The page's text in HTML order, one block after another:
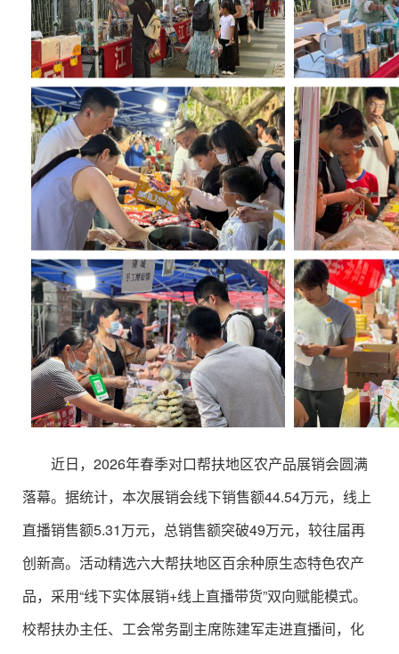
近日，2026年春季对口帮扶地区农产品展销会圆满
落幕。据统计，本次展销会线下销售额44.54万元，线上
直播销售额5.31万元，总销售额突破49万元，较往届再
创新高。活动精选六大帮扶地区百余种原生态特色农产
品，采用“线下实体展销+线上直播带货”双向赋能模式。
校帮扶办主任、工会常务副主席陈建军走进直播间，化